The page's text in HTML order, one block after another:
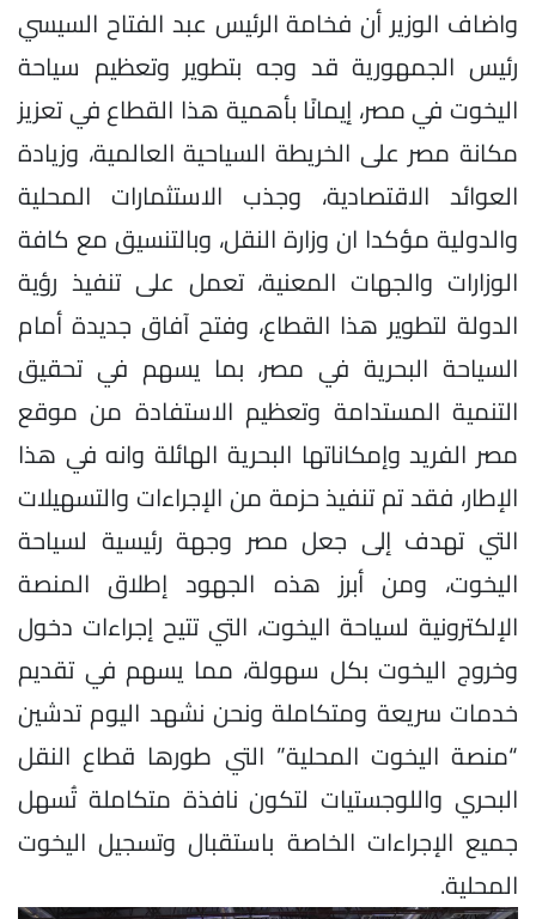
واضاف الوزير أن فخامة الرئيس عبد الفتاح السيسي
رئيس الجمهورية قد وجه بتطوير وتعظيم سياحة
اليخوت في مصر، إيمانًا بأهمية هذا القطاع في تعزيز
مكانة مصر على الخريطة السياحية العالمية، وزيادة
العوائد الاقتصادية، وجذب الاستثمارات المحلية
والدولية مؤكدا ان وزارة النقل، وبالتنسيق مع كافة
الوزارات والجهات المعنية، تعمل على تنفيذ رؤية
الدولة لتطوير هذا القطاع، وفتح آفاق جديدة أمام
السياحة البحرية في مصر، بما يسهم في تحقيق
التنمية المستدامة وتعظيم الاستفادة من موقع
مصر الفريد وإمكاناتها البحرية الهائلة وانه في هذا
الإطار، فقد تم تنفيذ حزمة من الإجراءات والتسهيلات
التي تهدف إلى جعل مصر وجهة رئيسية لسياحة
اليخوت، ومن أبرز هذه الجهود إطلاق المنصة
الإلكترونية لسياحة اليخوت، التي تتيح إجراءات دخول
وخروج اليخوت بكل سهولة، مما يسهم في تقديم
خدمات سريعة ومتكاملة ونحن نشهد اليوم تدشين
“منصة اليخوت المحلية” التي طورها قطاع النقل
البحري واللوجستيات لتكون نافذة متكاملة تُسهل
جميع الإجراءات الخاصة باستقبال وتسجيل اليخوت
المحلية.